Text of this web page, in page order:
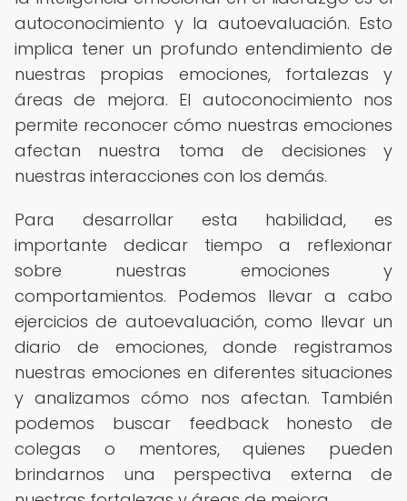
autoconocimiento y la autoevaluación. Esto
implica tener un profundo entendimiento de
nuestras propias emociones, fortalezas y
áreas de mejora. El autoconocimiento nos
permite reconocer cómo nuestras emociones
afectan nuestra toma de decisiones y
nuestras interacciones con los demás.
Para desarrollar esta habilidad, es
importante dedicar tiempo a reflexionar
sobre nuestras emociones y
comportamientos. Podemos llevar a cabo
ejercicios de autoevaluación, como llevar un
diario de emociones, donde registramos
nuestras emociones en diferentes situaciones
y analizamos cómo nos afectan. También
podemos buscar feedback honesto de
colegas o mentores, quienes pueden
brindarnos una perspectiva externa de